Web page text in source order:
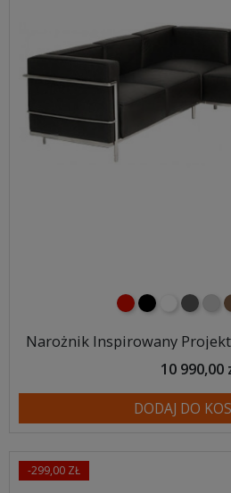
czerwony
czarnybiałyciemno
Narożnik Inspirowany
10 990,00
DODAJ DO
-299,00 ZŁ